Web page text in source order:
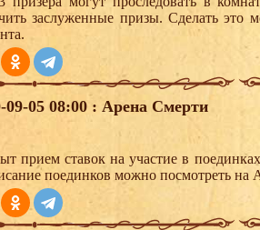
заслуженные призы. Сделать это
09-05 08:00 : Арена Смерти
прием ставок на участие в
поединков можно посмотреть на